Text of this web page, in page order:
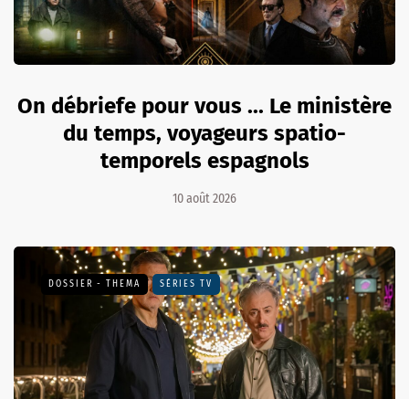
On débriefe pour vous ... Le ministère
du temps, voyageurs spatio-
temporels espagnols
10 août 2026
DOSSIER - THEMA SÉRIES TV